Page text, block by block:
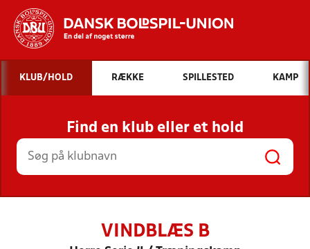
Hvad vil du søge efter?
INDHOLD OG NYHEDER
STILLINGER, RESULTATER, KLUBBER OG
HOLD
KLUB/HOLD RÆKKE SPILLESTED KAMP
Find en klub eller et hold
VINDBLÆS B